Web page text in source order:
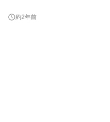
としてスキルアップしたい方
つ、チームでの働き方を学びた
約2年前